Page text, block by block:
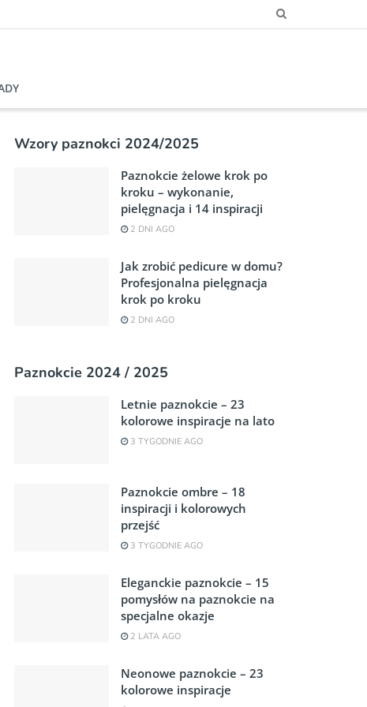
Wzory paznokci 2024/2025
Paznokcie żelowe krok po
kroku – wykonanie,
pielęgnacja i 14 inspiracji
2 DNI AGO
Jak zrobić pedicure w domu?
Profesjonalna pielęgnacja
krok po kroku
2 DNI AGO
Paznokcie 2024 / 2025
Letnie paznokcie – 23
kolorowe inspiracje na lato
3 TYGODNIE AGO
Paznokcie ombre – 18
inspiracji i kolorowych
przejść
3 TYGODNIE AGO
Eleganckie paznokcie – 15
pomysłów na paznokcie na
specjalne okazje
2 LATA AGO
Neonowe paznokcie – 23
kolorowe inspiracje